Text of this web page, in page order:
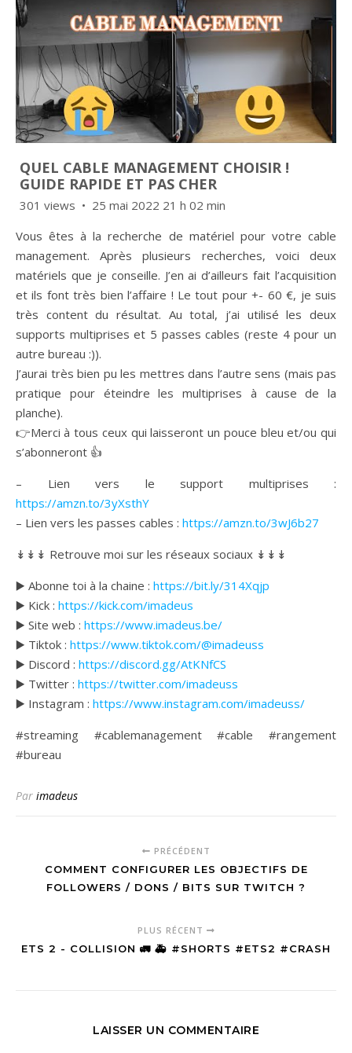
QUEL CABLE MANAGEMENT CHOISIR !
GUIDE RAPIDE ET PAS CHER
301 views
25 mai 2022 21 h 02 min
Vous êtes à la recherche de matériel pour votre cable
management. Après plusieurs recherches, voici deux
matériels que je conseille. J’en ai d’ailleurs fait l’acquisition
et ils font très bien l’affaire ! Le tout pour +- 60 €, je suis
très content du résultat. Au total, j’ai utilisé les deux
supports multiprises et 5 passes cables (reste 4 pour un
autre bureau :)).
J’aurai très bien pu les mettres dans l’autre sens (mais pas
pratique pour éteindre les multiprises à cause de la
planche).
👉Merci à tous ceux qui laisseront un pouce bleu et/ou qui
s’abonneront 👍
– Lien vers le support multiprises :
https://amzn.to/3yXsthY
– Lien vers les passes cables : https://amzn.to/3wJ6b27
↡↡↡ Retrouve moi sur les réseaux sociaux ↡↡↡
▶️ Abonne toi à la chaine : https://bit.ly/314Xqjp
▶️ Kick : https://kick.com/imadeus
▶️ Site web : https://www.imadeus.be/
▶️ Tiktok : https://www.tiktok.com/@imadeuss
▶️ Discord : https://discord.gg/AtKNfCS
▶️ Twitter : https://twitter.com/imadeuss
▶️ Instagram : https://www.instagram.com/imadeuss/
#streaming #cablemanagement #cable #rangement
#bureau
Par imadeus
PRÉCÉDENT
COMMENT CONFIGURER LES OBJECTIFS DE
FOLLOWERS / DONS / BITS SUR TWITCH ?
PLUS RÉCENT
ETS 2 - COLLISION 🚛 🚑 #SHORTS #ETS2 #CRASH
LAISSER UN COMMENTAIRE